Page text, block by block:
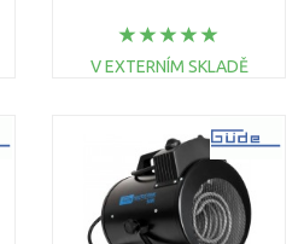
V EXTERNÍM SKLADĚ
Porovnat